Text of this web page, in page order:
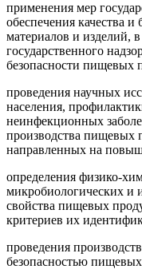
применения мер
обеспечения качества
материалов и изделий,
государственного
безопасности пищевых
проведения научных
населения,
неинфекционных
производства пищевых
направленных на
определения физико-
микробиологических и
свойства пищевых
критериев их
проведения
безопасностью